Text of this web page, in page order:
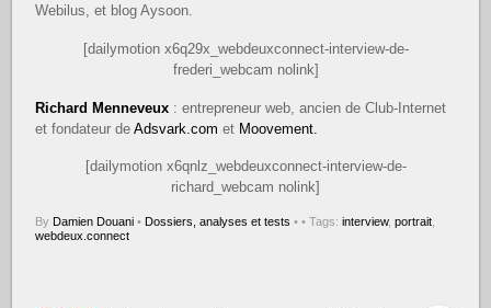
Webilus, et blog Aysoon.
[dailymotion x6q29x_webdeuxconnect-interview-de-
frederi_webcam nolink]
Richard Menneveux : entrepreneur web, ancien de Club-Internet
et fondateur deAdsvark.com et Moovement.
[dailymotion x6qnlz_webdeuxconnect-interview-de-
richard_webcam nolink]
By Damien Douani • Dossiers, analyses et tests • • Tags:interview,portrait
webdeux.connect